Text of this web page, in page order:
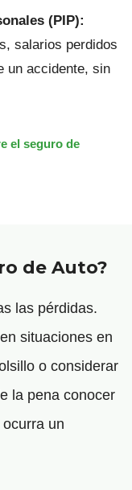
(PIP):
salarios perdidos
un accidente, sin
el seguro de
de Auto?
las pérdidas.
situaciones en
o considerar
la pena conocer
un